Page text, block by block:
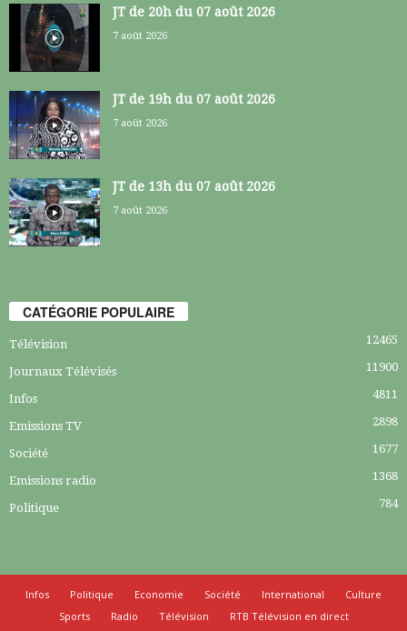
JT de 20h du 07 août 2026
7 août 2026
JT de 19h du 07 août 2026
7 août 2026
JT de 13h du 07 août 2026
7 août 2026
CATÉGORIE POPULAIRE
Télévision 12465
Journaux Télévisés 11900
Infos 4811
Emissions TV 2898
Société 1677
Emissions radio 1368
Politique 784
Infos Politique Economie Société International
Culture
Sports
Radio Télévision
RTB Télévision en direct